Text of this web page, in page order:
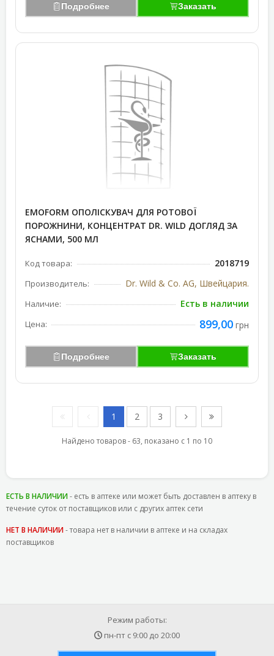
Подробнее Заказать
EMOFORM ОПОЛІСКУВАЧ ДЛЯ РОТОВОЇ
ПОРОЖНИНИ, КОНЦЕНТРАТ DR. WILD ДОГЛЯД ЗА
ЯСНАМИ, 500 МЛ
Код товара: 2018719
Производитель: Dr. Wild & Co. AG, Швейцария.
Наличие: Есть в наличии
Цена: 899,00 грн
Подробнее Заказать
1 2 3
Найдено товаров - 63, показано с 1 по 10
ЕСТЬ В НАЛИЧИИ- есть в аптеке или может быть доставлен в аптеку в
течение суток от поставщиков или с других аптек сети
НЕТ В НАЛИЧИИ- товара нет в наличии в аптеке и на складах
поставщиков
Режим работы:
пн-пт с 9:00 до 20:00